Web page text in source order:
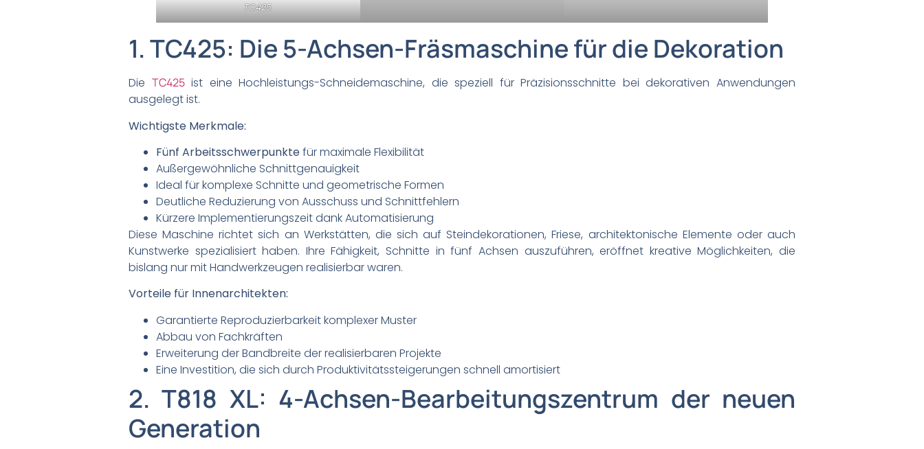
TC425
1. TC425: Die 5-Achsen-Fräsmaschine für die Dekoration
Die TC425ist eine Hochleistungs-Schneidemaschine, die speziell für Präzisionsschnitte bei dekorativen Anwendungen
ausgelegt ist.
Wichtigste Merkmale:
Fünf Arbeitsschwerpunktefür maximale Flexibilität
Außergewöhnliche Schnittgenauigkeit
Ideal für komplexe Schnitte und geometrische Formen
Deutliche Reduzierung von Ausschuss und Schnittfehlern
Kürzere Implementierungszeit dank Automatisierung
Diese Maschine richtet sich an Werkstätten, die sich auf Steindekorationen, Friese, architektonische Elemente oder auch
Kunstwerke spezialisiert haben. Ihre Fähigkeit, Schnitte in fünf Achsen auszuführen, eröffnet kreative Möglichkeiten, die
bislang nur mit Handwerkzeugen realisierbar waren.
Vorteile für Innenarchitekten:
Garantierte Reproduzierbarkeit komplexer Muster
Abbau von Fachkräften
Erweiterung der Bandbreite der realisierbaren Projekte
Eine Investition, die sich durch Produktivitätssteigerungen schnell amortisiert
2. T818 XL: 4-Achsen-Bearbeitungszentrum der neuen
Generation